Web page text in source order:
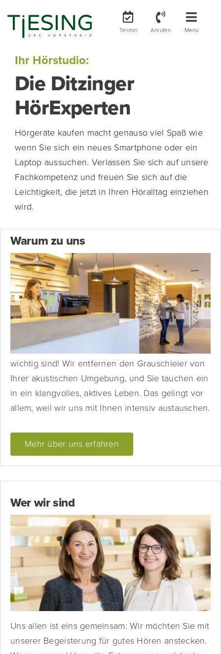
springen
Termin
Toggle
Anrufen
Toggle
Ihre Hörgeräte
Ihr Hörstudio
Menü
Ihr Hörstudio:
Die Ditzinger
HörExperten
Hörgeräte kaufen macht genauso viel Spaß wie
wenn Sie sich ein neues Smartphone oder ein
Laptop aussuchen. Verlassen Sie sich auf unsere
Fachkompetenz und freuen Sie sich auf die
Leichtigkeit, die jetzt in Ihren Höralltag einziehen
wird.
Warum zu uns
Weil Sie uns wichtig sind! Wir entfernen den
Grauschleier von Ihrer akustischen Weil Sie uns
wichtig sind! Wir entfernen den Grauschleier von
Ihrer akustischen Umgebung, und Sie tauchen ein
in ein klangvolles, aktives Leben. Das gelingt vor
allem, weil wir uns mit Ihnen intensiv austauschen.
Mehr über uns erfahren
Wer wir sind
Uns allen ist eins gemeinsam: Wir möchten Sie mit
unserer Begeisterung für gutes Hören anstecken.